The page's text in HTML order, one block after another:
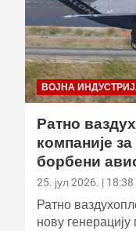
ВОЈНА
Ратно
компаније
борбени
25. јул 2026. | 18:38
Ратно
нову